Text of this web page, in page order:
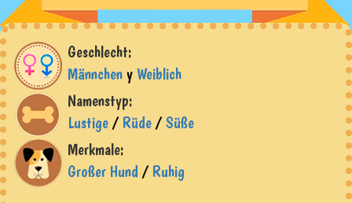
Geschlecht:
Männchen y Weiblich
Namenstyp:
Lustige / Rüde /Süße
Merkmale:
Großer Hund / Ruhig